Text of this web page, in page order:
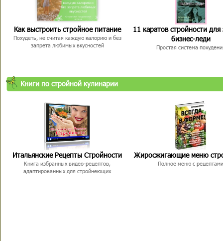
Как выстроить стройное питание
Похудеть, не считая каждую калорию и без
запрета любимых вкусностей
11 каратов стройности для
бизнес-леди
Простая система
Книги по стройной кулинарии
Итальянские Рецепты Стройности
Книга избранных видео-рецептов,
адаптированных для стройнеющих
Жиросжигающие меню
Полное меню с рецептами